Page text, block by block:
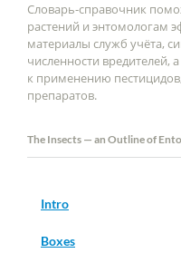
Словарь-справочник
растений и энтомологам
материалы служб учёта,
численности вредителей,
к применению
препаратов.
The Insects — an Outline of
Intro
Boxes